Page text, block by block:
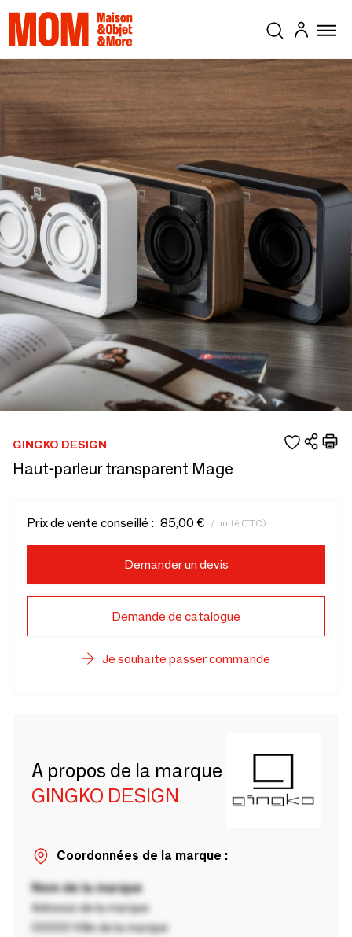
GINGKO DESIGN
Haut-parleur transparent Mage
Prix de vente conseillé : 85,00 € / unité (TTC)
Demander un devis
Demande de catalogue
Je souhaite passer commande
A propos de la marque
GINGKO DESIGN
Coordonnées de la marque :
Nom de la marque
Adresse de la marque
00000 Ville de la marque